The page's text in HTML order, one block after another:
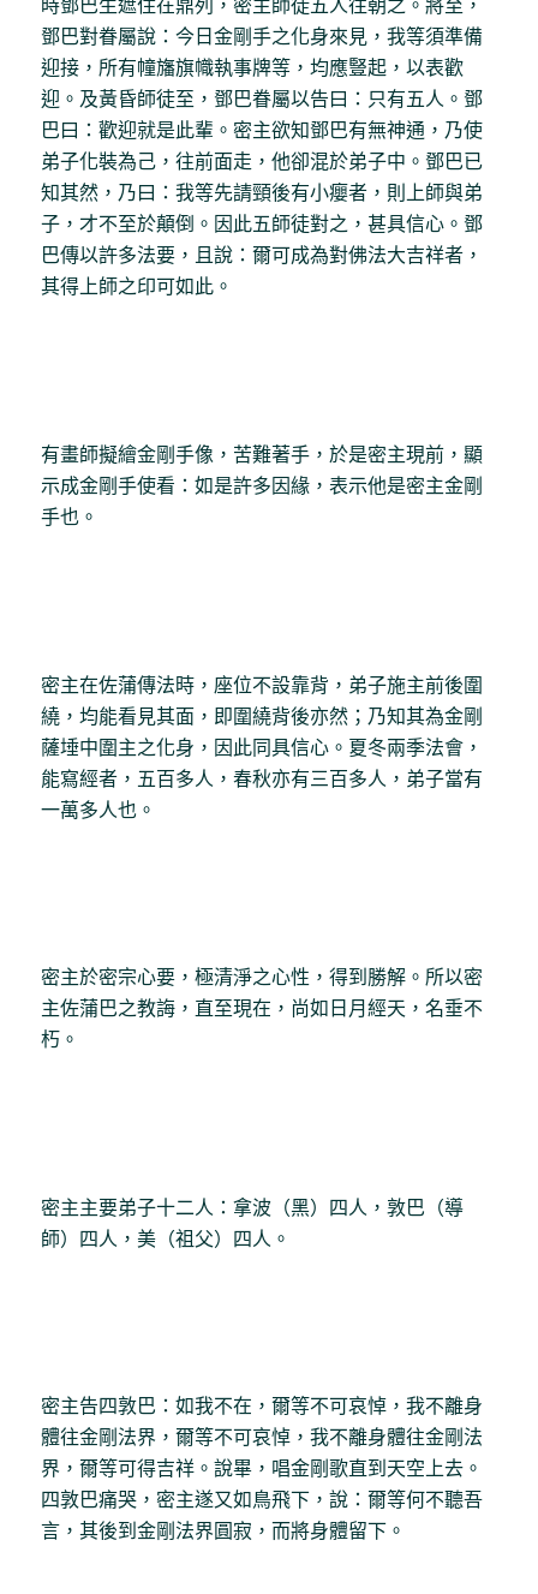
時鄧巴生遮住在鼎列，密主師徒五人往朝之。將至，
鄧巴對眷屬說：今日金剛手之化身來見，我等須準備
迎接，所有幢旛旗幟執事牌等，均應豎起，以表歡
迎。及黃昏師徒至，鄧巴眷屬以告曰：只有五人。鄧
巴曰：歡迎就是此輩。密主欲知鄧巴有無神通，乃使
弟子化裝為己，往前面走，他卻混於弟子中。鄧巴已
知其然，乃曰：我等先請頸後有小癭者，則上師與弟
子，才不至於顛倒。因此五師徒對之，甚具信心。鄧
巴傳以許多法要，且說：爾可成為對佛法大吉祥者，
其得上師之印可如此。
有畫師擬繪金剛手像，苦難著手，於是密主現前，顯
示成金剛手使看：如是許多因緣，表示他是密主金剛
手也。
密主在佐蒲傳法時，座位不設靠背，弟子施主前後圍
繞，均能看見其面，即圍繞背後亦然；乃知其為金剛
薩埵中圍主之化身，因此同具信心。夏冬兩季法會，
能寫經者，五百多人，春秋亦有三百多人，弟子當有
一萬多人也。
密主於密宗心要，極清淨之心性，得到勝解。所以密
主佐蒲巴之教誨，直至現在，尚如日月經天，名垂不
朽。
密主主要弟子十二人：拿波（黑）四人，敦巴（導
師）四人，美（祖父）四人。
密主告四敦巴：如我不在，爾等不可哀悼，我不離身
體往金剛法界，爾等不可哀悼，我不離身體往金剛法
界，爾等可得吉祥。說畢，唱金剛歌直到天空上去。
四敦巴痛哭，密主遂又如鳥飛下，說：爾等何不聽吾
言，其後到金剛法界圓寂，而將身體留下。